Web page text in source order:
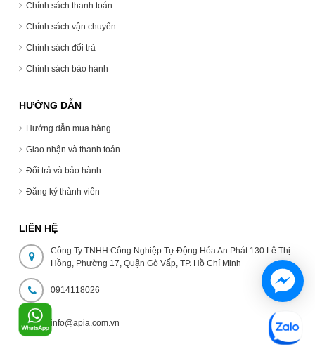
Chính sách thanh toán
Chính sách vận chuyển
Chính sách đổi trả
Chính sách bảo hành
HƯỚNG DẪN
Hướng dẫn mua hàng
Giao nhận và thanh toán
Đổi trả và bảo hành
Đăng ký thành viên
LIÊN HỆ
Công Ty TNHH Công Nghiệp Tự Động Hóa An Phát 130 Lê Thị
Hồng, Phường 17, Quận Gò Vấp, TP. Hồ Chí Minh
0914118026
info@apia.com.vn